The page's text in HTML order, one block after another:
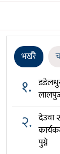
भर्खरै
१.
२. देउवा
पुग्ने